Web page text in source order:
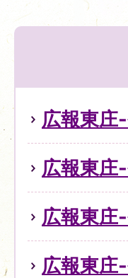
広報東庄
広報東
広報東
広報東